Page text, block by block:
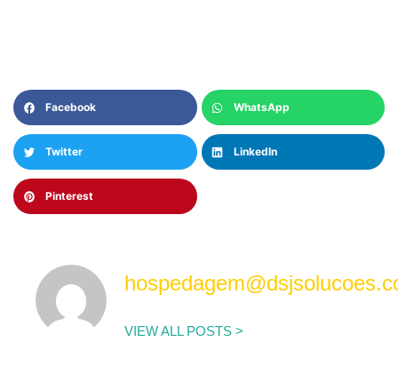
Facebook WhatsApp
Twitter LinkedIn
Pinterest
VIEW ALL POSTS >